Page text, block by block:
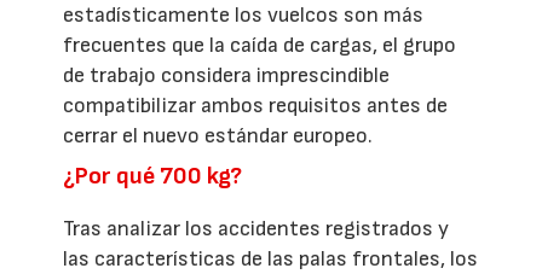
estadísticamente los vuelcos son más
frecuentes que la caída de cargas, el grupo
de trabajo considera imprescindible
compatibilizar ambos requisitos antes de
cerrar el nuevo estándar europeo.
¿Por qué 700 kg?
Tras analizar los accidentes registrados y
las características de las palas frontales, los